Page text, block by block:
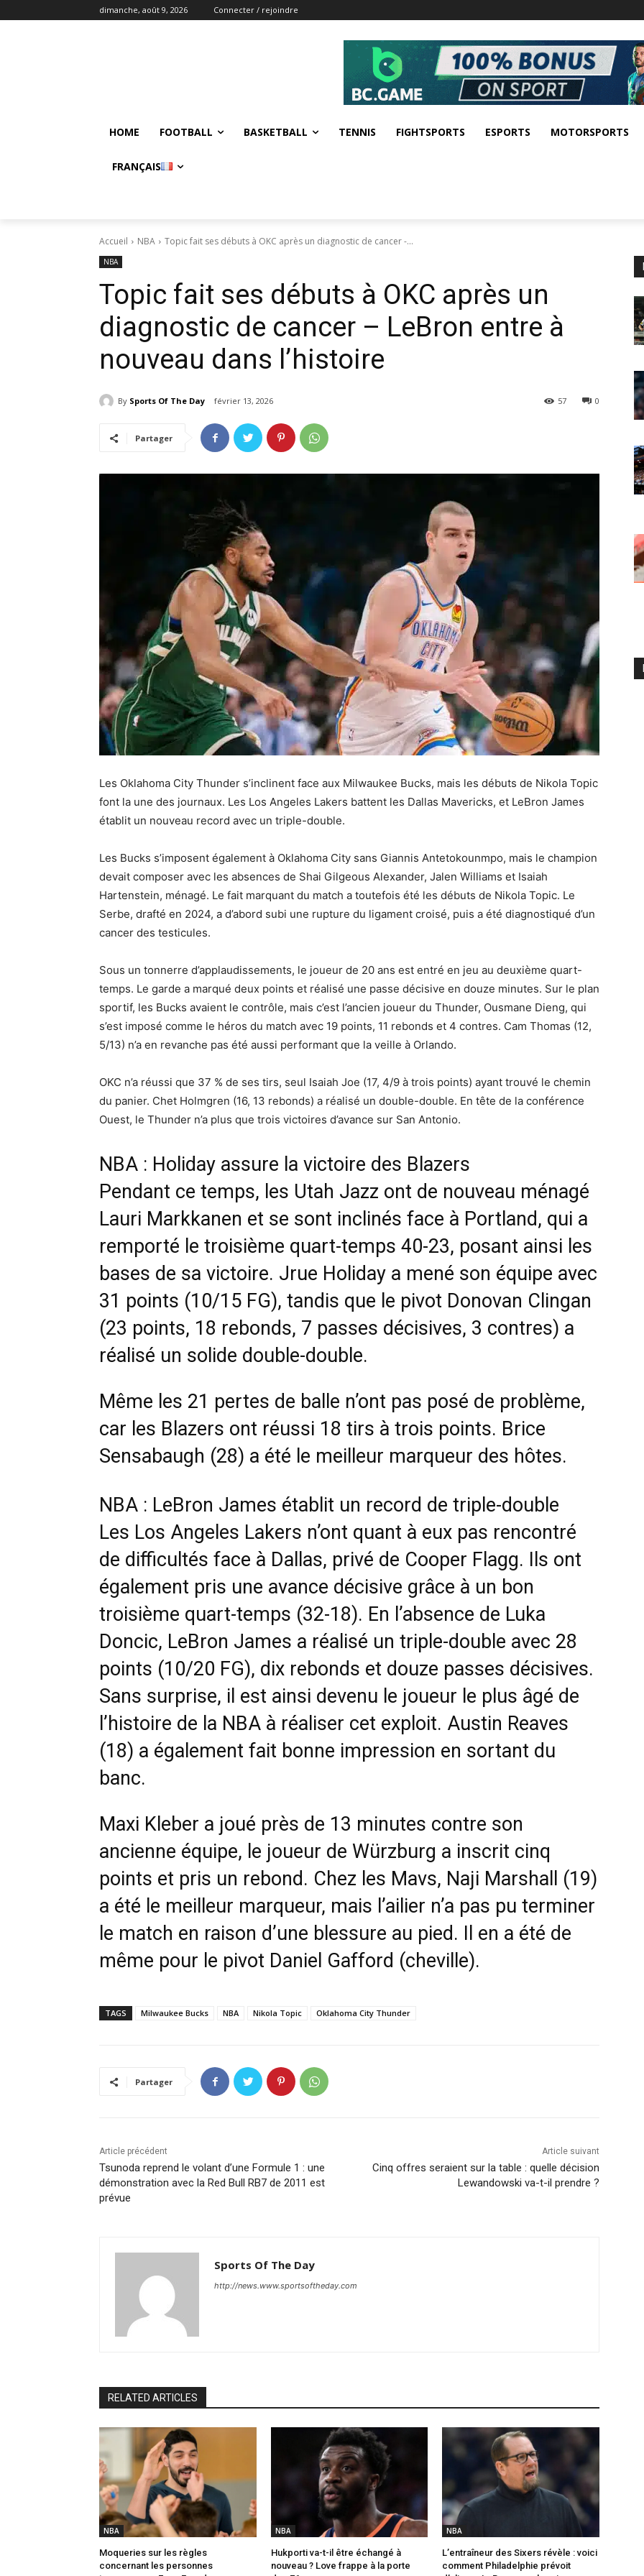
dimanche, août 9, 2026 Connecter / rejoindre
HOME FOOTBALL BASKETBALL TENNIS FIGHTSPORTS ESPORTS MOTORSPORTS
FRANÇAIS
Accueil NBA Topic fait ses débuts à OKC après un diagnostic de cancer -...
NBA
Topic fait ses débuts à OKC après un
diagnostic de cancer – LeBron entre à
nouveau dans l’histoire
By Sports Of The Day février 13, 2026 0
57
Partager
Les Oklahoma City Thunder s’inclinent face aux Milwaukee Bucks, mais les débuts de Nikola Topic
font la une des journaux. Les Los Angeles Lakers battent les Dallas Mavericks, et LeBron James
établit un nouveau record avec un triple-double.
Les Bucks s’imposent également à Oklahoma City sans Giannis Antetokounmpo, mais le champion
devait composer avec les absences de Shai Gilgeous Alexander, Jalen Williams et Isaiah
Hartenstein, ménagé. Le fait marquant du match a toutefois été les débuts de Nikola Topic. Le
Serbe, drafté en 2024, a d’abord subi une rupture du ligament croisé, puis a été diagnostiqué d’un
cancer des testicules.
Sous un tonnerre d’applaudissements, le joueur de 20 ans est entré en jeu au deuxième quart-
temps. Le garde a marqué deux points et réalisé une passe décisive en douze minutes. Sur le plan
sportif, les Bucks avaient le contrôle, mais c’est l’ancien joueur du Thunder, Ousmane Dieng, qui
s’est imposé comme le héros du match avec 19 points, 11 rebonds et 4 contres. Cam Thomas (12,
5/13) n’a en revanche pas été aussi performant que la veille à Orlando.
OKC n’a réussi que 37 % de ses tirs, seul Isaiah Joe (17, 4/9 à trois points) ayant trouvé le chemin
du panier. Chet Holmgren (16, 13 rebonds) a réalisé un double-double. En tête de la conférence
Ouest, le Thunder n’a plus que trois victoires d’avance sur San Antonio.
NBA : Holiday assure la victoire des Blazers
Pendant ce temps, les Utah Jazz ont de nouveau ménagé
Lauri Markkanen et se sont inclinés face à Portland, qui a
remporté le troisième quart-temps 40-23, posant ainsi les
bases de sa victoire. Jrue Holiday a mené son équipe avec
31 points (10/15 FG), tandis que le pivot Donovan Clingan
(23 points, 18 rebonds, 7 passes décisives, 3 contres) a
réalisé un solide double-double.
Même les 21 pertes de balle n’ont pas posé de problème,
car les Blazers ont réussi 18 tirs à trois points. Brice
Sensabaugh (28) a été le meilleur marqueur des hôtes.
NBA : LeBron James établit un record de triple-double
Les Los Angeles Lakers n’ont quant à eux pas rencontré
de difficultés face à Dallas, privé de Cooper Flagg. Ils ont
également pris une avance décisive grâce à un bon
troisième quart-temps (32-18). En l’absence de Luka
Doncic, LeBron James a réalisé un triple-double avec 28
points (10/20 FG), dix rebonds et douze passes décisives.
Sans surprise, il est ainsi devenu le joueur le plus âgé de
l’histoire de la NBA à réaliser cet exploit. Austin Reaves
(18) a également fait bonne impression en sortant du
banc.
Maxi Kleber a joué près de 13 minutes contre son
ancienne équipe, le joueur de Würzburg a inscrit cinq
points et pris un rebond. Chez les Mavs, Naji Marshall (19)
a été le meilleur marqueur, mais l’ailier n’a pas pu terminer
le match en raison d’une blessure au pied. Il en a été de
même pour le pivot Daniel Gafford (cheville).
TAGS Milwaukee Bucks NBA Nikola Topic Oklahoma City Thunder
Partager
Article précédent
Tsunoda reprend le volant d’une Formule 1 : une
démonstration avec la Red Bull RB7 de 2011 est
prévue
Article suivant
Cinq offres seraient sur la table : quelle décision
Lewandowski va-t-il prendre ?
Sports Of The Day
http://news.www.sportsoftheday.com
RELATED ARTICLES
NBA
Moqueries sur les règles
concernant les personnes
NBA
Hukporti va-t-il être échangé à
nouveau ? Love frappe à la porte
NBA
L’entraîneur des Sixers révèle : voici
comment Philadelphie prévoit